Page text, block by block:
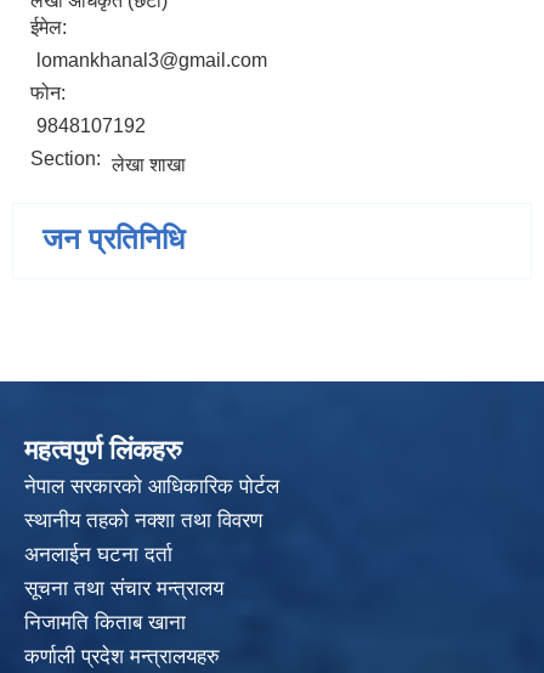
ईमेल:
lomankhanal3@gmail.com
फोन:
9848107192
Section: लेखा शाखा
जन प्रतिनिधि
महत्वपुर्ण लिंकहरु
नेपाल सरकारको आधिकारिक पोर्टल
स्थानीय तहको नक्शा तथा विवरण
अनलाईन घटना दर्ता
सूचना तथा संचार मन्त्रालय
निजामति किताब खाना
कर्णाली प्रदेश मन्त्रालयहरु